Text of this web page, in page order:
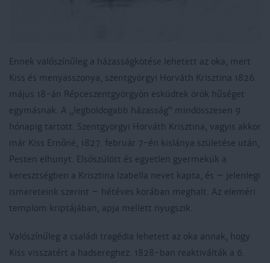
Ennek valószínűleg a házasságkötése lehetett az oka, mert
Kiss és menyasszonya, szentgyörgyi Horváth Krisztina 1826.
május 18-án Répceszentgyörgyön esküdtek örök hűséget
egymásnak. A „legboldogabb házasság” mindösszesen 9
hónapig tartott. Szentgyörgyi Horváth Krisztina, vagyis akkor
már Kiss Ernőné, 1827. február 7-én kislánya születése után,
Pesten elhunyt. Elsőszülött és egyetlen gyermekük a
keresztségben a Krisztina Izabella nevet kapta, és – jelenlegi
ismereteink szerint – hétéves korában meghalt. Az eleméri
templom kriptájában, apja mellett nyugszik.
Valószínűleg a családi tragédia lehetett az oka annak, hogy
Kiss visszatért a hadsereghez. 1828-ban reaktiválták a 6.